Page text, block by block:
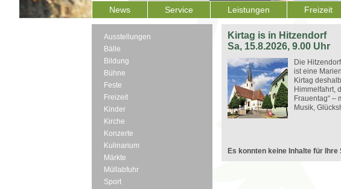
News Service Leistungen Freizeit
Ausstellungen
Bälle
Bildung
Bühne
Feste
Freizeit
Kinder
Kirche
Konzerte
Kulinarium
Märkte
Müllabfuhr
Sport
Kirtag is in Hitzendorf
Sa, 15.8.2026, 9.00 Uhr
Die
ist eine
Kirtag
Himmelfahrt,
Frauentag“ –
Musik,
Es konnten keine Inhalte für